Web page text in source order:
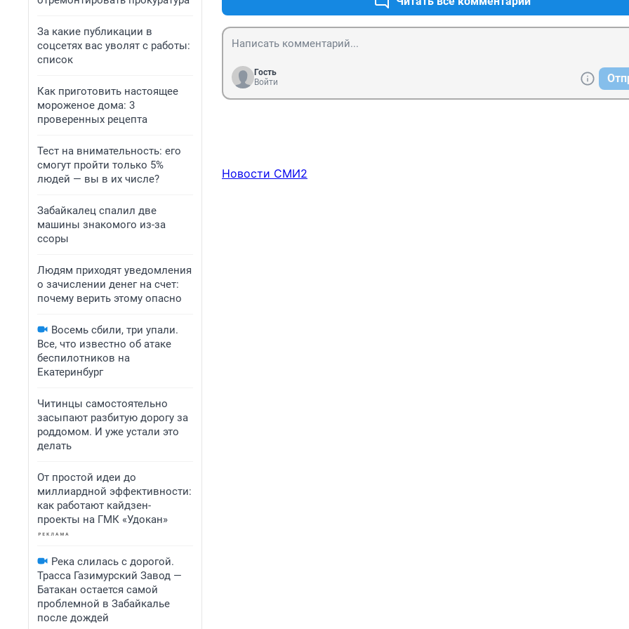
За какие публикации в
соцсетях вас уволят с работы:
список
Как приготовить настоящее
мороженое дома: 3
проверенных рецепта
Тест на внимательность: его
смогут пройти только 5%
людей — вы в их числе?
Забайкалец спалил две
машины знакомого из-за
ссоры
Людям приходят уведомления
о зачислении денег на счет:
почему верить этому опасно
Восемь сбили, три упали.
Все, что известно об атаке
беспилотников на
Екатеринбург
Читинцы самостоятельно
засыпают разбитую дорогу за
роддомом. И уже устали это
делать
От простой идеи до
миллиардной эффективности:
как работают кайдзен-
проекты на ГМК «Удокан»
Река слилась с дорогой.
Трасса Газимурский Завод —
Батакан остается самой
проблемной в Забайкалье
после дождей
Гость
Войти
Новости СМИ2